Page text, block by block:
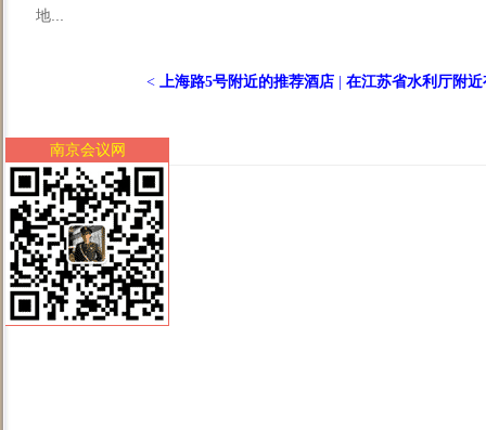
地...
< 上海路5号附近的推荐酒店| 在江苏省水利厅附
南京会议网